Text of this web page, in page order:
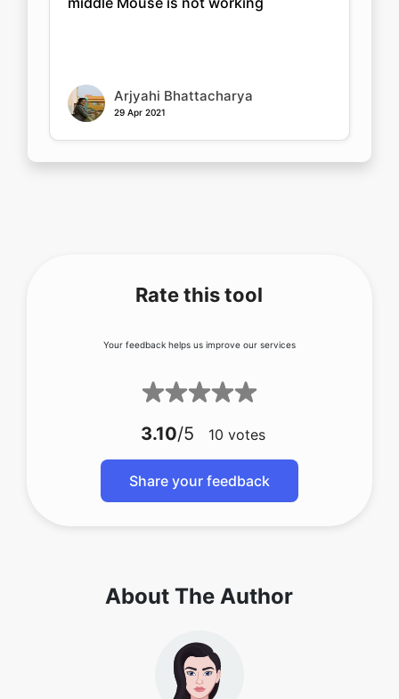
Arjyahi Bhattacharya
29 Apr 2021
Rate this tool
Your feedback helps us improve our services
3.10/5 10 votes
Share your feedback
About The Author